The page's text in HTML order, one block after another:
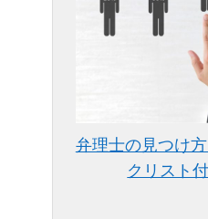
弁理士の見つけ
クリスト